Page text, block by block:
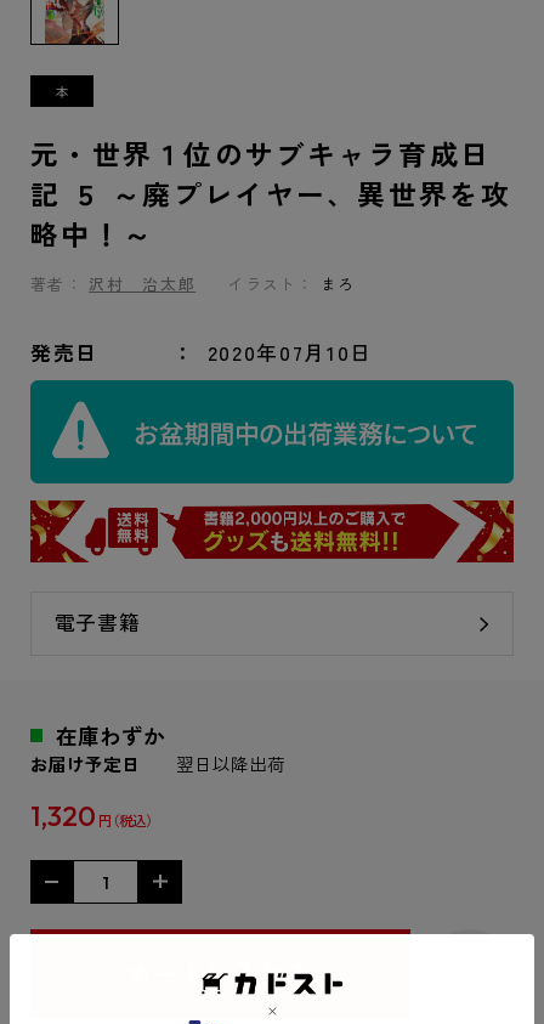
元・世界１位のサブキャラ育成日
記 ５ ～廃プレイヤー、異世界を攻
略中！～
著者： 沢村 治太郎 イラスト： まろ
発売日 2020年07月10日
電子書籍
在庫わずか
お届け予定日 翌日以降出荷
1,320 円